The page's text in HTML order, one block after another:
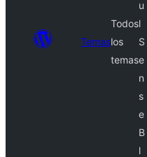
Temas
Todos
los
temas
u
l
S
e
n
s
e
B
l